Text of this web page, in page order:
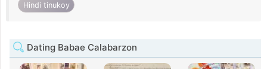
Hindi tinukoy
Dating Babae Calabarzon